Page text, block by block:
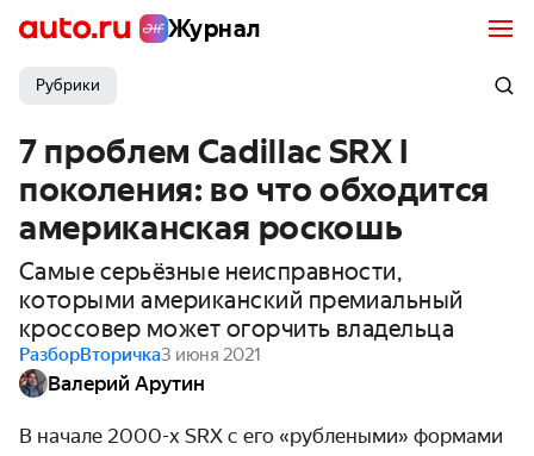
Журнал
Рубрики
7 проблем Cadillac SRX I
поколения: во что обходится
американская роскошь
Самые серьёзные неисправности,
которыми американский премиальный
кроссовер может огорчить владельца
РазборВторичка3 июня 2021
Валерий Арутин
В начале 2000-х SRX с его «рублеными» формами